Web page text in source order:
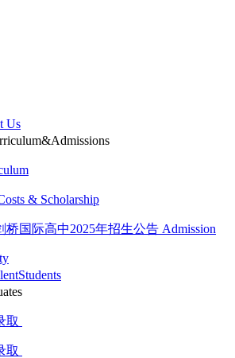
Us
& Scholarship
桥国际高中2025年招生公告 Admission
取
取